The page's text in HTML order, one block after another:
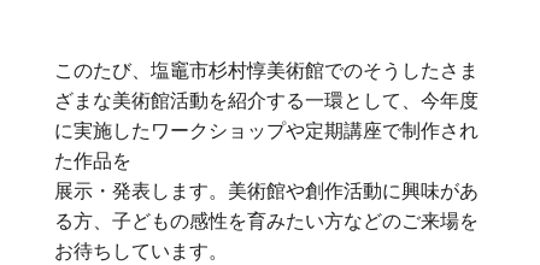
このたび、塩竈市杉村惇美術館でのそうしたさま
ざまな美術館活動を紹介する一環として、今年度
に実施したワークショップや定期講座で制作され
た作品を
展示・発表します。美術館や創作活動に興味があ
る方、子どもの感性を育みたい方などのご来場を
お待ちしています。